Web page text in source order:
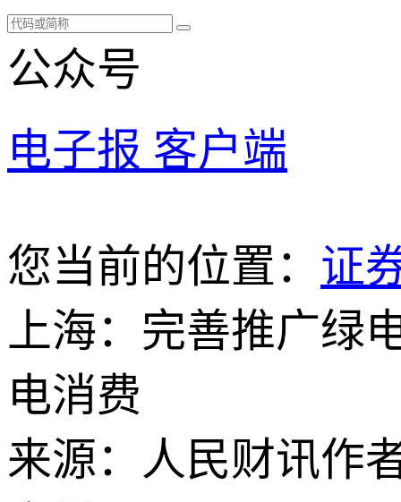
公众号
电子报 客户端
您当前的位置： 证
上海：完善推广绿
电消费
来源：人民财讯作